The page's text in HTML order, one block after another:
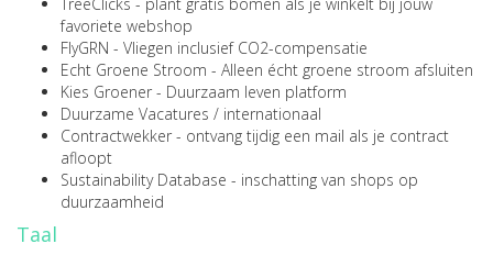
favoriete webshop
FlyGRN - Vliegen inclusief CO2-compensatie
Echt Groene Stroom - Alleen écht groene stroom afsluiten
Kies Groener - Duurzaam leven platform
Duurzame Vacatures / internationaal
Contractwekker - ontvang tijdig een mail als je contract
afloopt
Sustainability Database - inschatting van shops op
duurzaamheid
Taal